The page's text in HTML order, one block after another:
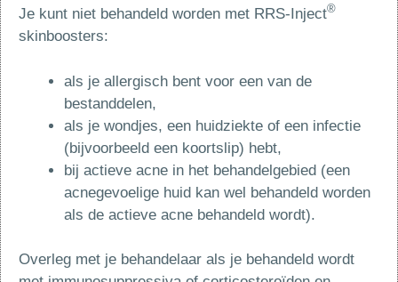
Je kunt niet behandeld worden met RRS-Inject®
skinboosters:
als je allergisch bent voor een van de
bestanddelen,
als je wondjes, een huidziekte of een infectie
(bijvoorbeeld een koortslip) hebt,
bij actieve acne in het behandelgebied (een
acnegevoelige huid kan wel behandeld worden
als de actieve acne behandeld wordt).
Overleg met je behandelaar als je behandeld wordt